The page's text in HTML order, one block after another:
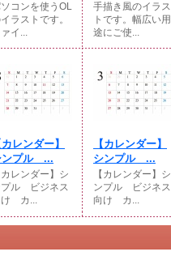
コンを使うOL
ラストです。
イ...
手描き風のイラス
トです。幅広い用
途にご使...
カレンダー】
ンプル ...
カレンダー】シ
プル ビジネス
け カ...
【カレンダー】
シンプル ...
【カレンダー】シ
ンプル ビジネス
向け カ...